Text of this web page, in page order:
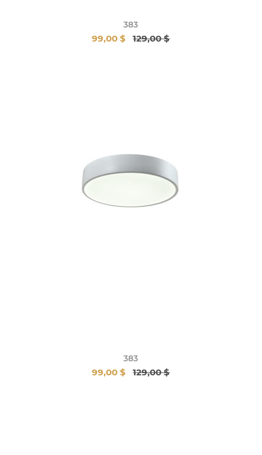
383
99,00 $ 129,00 $
383
99,00 $ 129,00 $